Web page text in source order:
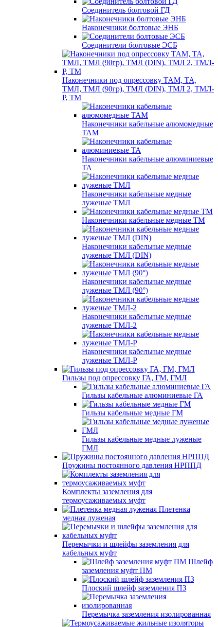
Соединитель болтовой ГД
Наконечники болтовые ЭНБ
Соединители болтовые ЭСБ
Наконечники под опрессовку ТАМ, ТА,
ТМЛ, ТМЛ (90гр), ТМЛ (DIN), ТМЛ 2, ТМЛ-
Р, ТМ
Наконечники кабельные алюмомедные
ТАМ
Наконечники кабельные алюминиевые
ТА
Наконечники кабельные медные
луженые ТМЛ
Наконечники кабельные медные ТМ
Наконечники кабельные медные
луженые ТМЛ (DIN)
Наконечники кабельные медные
луженые ТМЛ (90°)
Наконечники кабельные медные
луженые ТМЛ-2
Наконечники кабельные медные
луженые ТМЛ-Р
Гильзы под опрессовку ГА, ГМ, ГМЛ
Гильзы кабельные алюминиевые ГА
Гильзы кабельные медные ГМ
Гильзы кабельные медные луженые
ГМЛ
Пружины постоянного давления НРППД
Комплекты заземления для
термоусаживаемых муфт
Плетенка
медная луженая
Перемычки и шлейфы заземления для
кабельных муфт
Шлейф
заземления муфт ПМ
Плоский шлейф заземления ПЗ
Перемычка заземления изолированная